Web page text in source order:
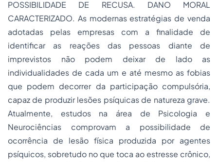
POSSIBILIDADE DE RECUSA. DANO MORAL
CARACTERIZADO. As modernas estratégias de venda
adotadas pelas empresas com a finalidade de
identificar as reações das pessoas diante de
imprevistos não podem deixar de lado as
individualidades de cada um e até mesmo as fobias
que podem decorrer da participação compulsória,
capaz de produzir lesões psíquicas de natureza grave.
Atualmente, estudos na área de Psicologia e
Neurociências comprovam a possibilidade de
ocorrência de lesão física produzida por agentes
psíquicos, sobretudo no que toca ao estresse crônico,